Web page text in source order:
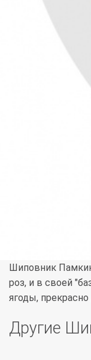
Шиповник
роз, и в своей
ягоды,
Другие